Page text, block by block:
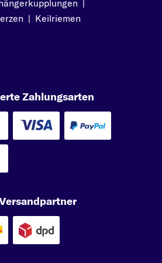
|
| Keilriemen
Zahlungsarten